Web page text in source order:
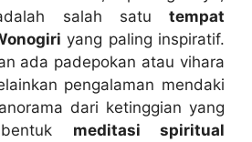
salah satu tempat
yang paling inspiratif.
ada padepokan atau vihara
pengalaman mendaki
dari ketinggian yang
meditasi spiritual